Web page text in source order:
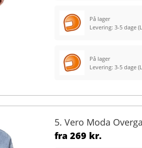
På lager
Levering: 3-5 dage
På lager
Levering: 3-5 dage
5. Vero Moda
fra 269 kr.